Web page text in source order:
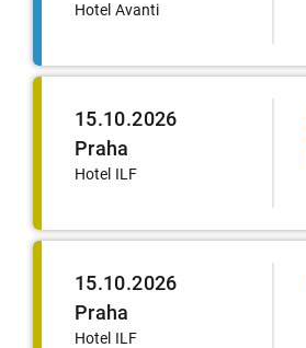
Hotel Avanti
15.10.2026
Praha
Hotel ILF
15.10.2026
Praha
Hotel ILF